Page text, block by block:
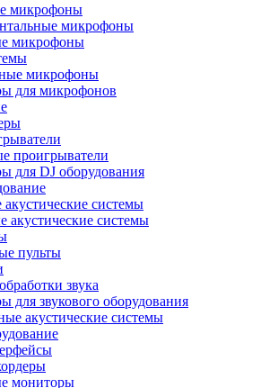
микрофоны
микрофоны
микрофоны
микрофоны
для микрофонов
проигрыватели
для DJ оборудования
системы
акустические системы
пульты
звука
для звукового оборудования
акустические системы
мониторы